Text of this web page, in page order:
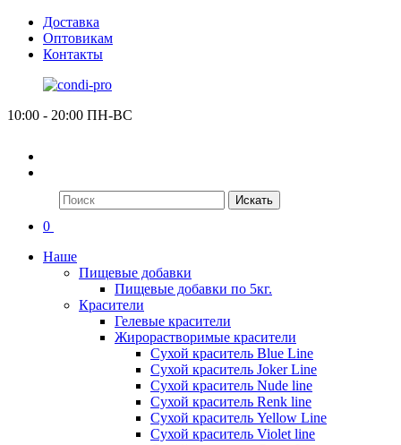
Доставка
Оптовикам
Контакты
10:00 - 20:00 ПН-ВС
Искать
0
Наше
Пищевые добавки
Пищевые добавки по 5кг.
Красители
Гелевые красители
Жирорастворимые красители
Сухой краситель Blue Line
Сухой краситель Joker Line
Сухой краситель Nude line
Сухой краситель Renk line
Сухой краситель Yellow Line
Сухой краситель Violet line